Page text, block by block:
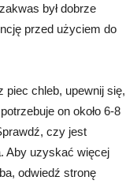
był dobrze
przed użyciem do
piec chleb, upewnij się,
on około 6-8
czy jest
Aby uzyskać więcej
odwiedź stronę